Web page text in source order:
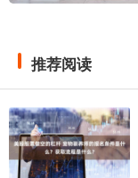
推荐阅读